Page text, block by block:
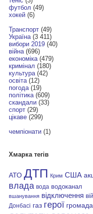
футбол (49)
хокей(6)
Транспорт(49)
Україна(3 411)
вибори 2019(40)
війна(696)
економіка(479)
кримінал (180)
культура(42)
освіта(12)
погода(19)
політика(609)
скандали(33)
спорт(29)
цікаве(299)
чемпіонати(1)
Хмарка тегів
АТО ДТП Крим США
влада вода водоканал
вшанування відключення
Донбасі газ герої громада